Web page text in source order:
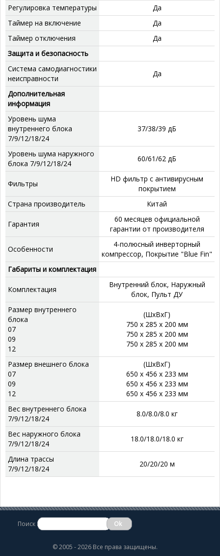
Регулировка температуры
Да
Таймер на включение
Да
Таймер отключения
Да
Защита и безопасность
Система самодиагностики
неисправности
Да
Дополнительная
информация
Уровень шума
внутреннего блока
7/9/12/18/24
37/38/39 дБ
Уровень шума наружного
блока 7/9/12/18/24
60/61/62 дБ
Фильтры
HD фильтр с антивирусным
покрытием
Страна производитель
Китай
Гарантия
60 месяцев официальной
гарантии от производителя
Особенности
4-полюсный инверторный
компрессор, Покрытие "Blue Fin"
Габариты и комплектация
Комплектация
Внутренний блок, Наружный
блок, Пульт ДУ
Размер внутреннего
блока
07
09
12
(ШхВхГ)
750 x 285 x 200 мм
750 x 285 x 200 мм
750 x 285 x 200 мм
Размер внешнего блока
07
09
12
(ШхВхГ)
650 x 456 x 233 мм
650 x 456 x 233 мм
650 x 456 x 233 мм
Вес внутреннего блока
7/9/12/18/24
8.0/8.0/8.0 кг
Вес наружного блока
7/9/12/18/24
18.0/18.0/18.0 кг
Длина трассы
7/9/12/18/24
20/20/20 м
Поиск
©2005 - 2026 Все права защищены.